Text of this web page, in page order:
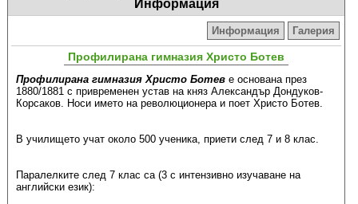
Информация
Информация Галерия
Профилирана гимназия Христо Ботев
Профилирана гимназия Христо Ботевe основана през
1880/1881 с привременен устав на княз Александър Дондуков-
Корсаков. Носи името на революционера и поет Христо Ботев.
В училището учат около 500 ученика, приети след 7 и 8 клас.
Паралелките след 7 клас са (3 с интензивно изучаване на
английски език):